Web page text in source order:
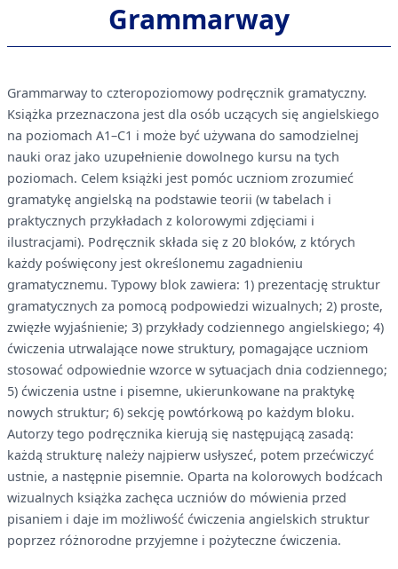
Grammarway
Grammarway to czteropoziomowy podręcznik gramatyczny.
Książka przeznaczona jest dla osób uczących się angielskiego
na poziomach A1–C1 i może być używana do samodzielnej
nauki oraz jako uzupełnienie dowolnego kursu na tych
poziomach. Celem książki jest pomóc uczniom zrozumieć
gramatykę angielską na podstawie teorii (w tabelach i
praktycznych przykładach z kolorowymi zdjęciami i
ilustracjami). Podręcznik składa się z 20 bloków, z których
każdy poświęcony jest określonemu zagadnieniu
gramatycznemu. Typowy blok zawiera: 1) prezentację struktur
gramatycznych za pomocą podpowiedzi wizualnych; 2) proste,
zwięzłe wyjaśnienie; 3) przykłady codziennego angielskiego; 4)
ćwiczenia utrwalające nowe struktury, pomagające uczniom
stosować odpowiednie wzorce w sytuacjach dnia codziennego;
5) ćwiczenia ustne i pisemne, ukierunkowane na praktykę
nowych struktur; 6) sekcję powtórkową po każdym bloku.
Autorzy tego podręcznika kierują się następującą zasadą:
każdą strukturę należy najpierw usłyszeć, potem przećwiczyć
ustnie, a następnie pisemnie. Oparta na kolorowych bodźcach
wizualnych książka zachęca uczniów do mówienia przed
pisaniem i daje im możliwość ćwiczenia angielskich struktur
poprzez różnorodne przyjemne i pożyteczne ćwiczenia.